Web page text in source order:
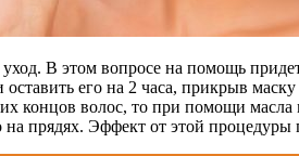
В этом вопросе на помощь
его на 2 часа, прикрыв
концов волос, то при помощи
на прядях. Эффект от этой